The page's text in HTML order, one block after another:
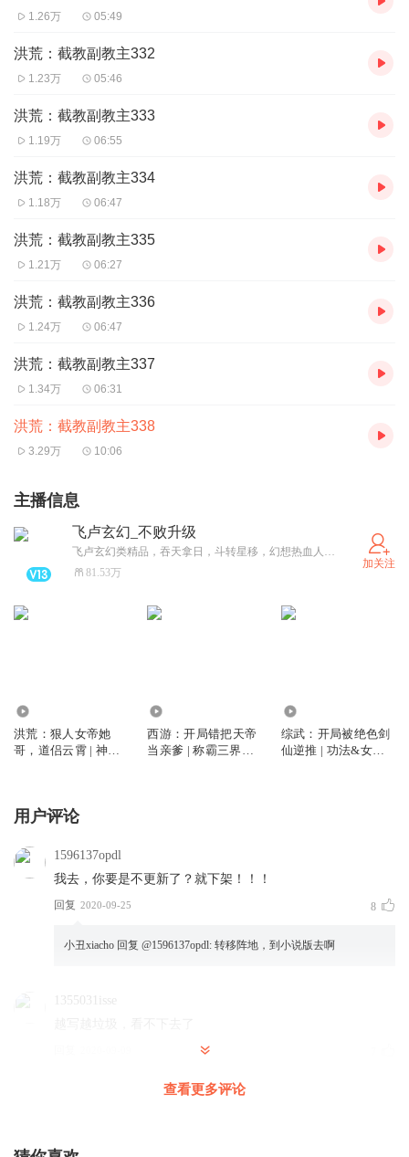
1.26万 05:49
洪荒：截教副教主332
1.23万 05:46
洪荒：截教副教主333
1.19万 06:55
洪荒：截教副教主334
1.18万 06:47
洪荒：截教副教主335
1.21万 06:27
洪荒：截教副教主336
1.24万 06:47
洪荒：截教副教主337
1.34万 06:31
洪荒：截教副教主338
3.29万 10:06
主播信息
飞卢玄幻_不败升级
飞卢玄幻类精品，吞天拿日，斗转星移，幻想热血人生，更多节目请关注账号：飞卢听书
81.53万
加关注
洪荒：狠人女帝她
哥，道侣云霄 | 神仙
西游：开局错把天帝
当亲爹 | 称霸三界&
综武：开局被绝色剑
仙逆推 | 功法&女侠&
用户评论
1596137opdl
我去，你要是不更新了？就下架！！！
回复 2020-09-25 8
小丑xiacho 回复 @1596137opdl: 转移阵地，到小说版去啊
1355031isse
1355031isse: 看似受委屈，实则唠叨了看得找摸
查看更多评论